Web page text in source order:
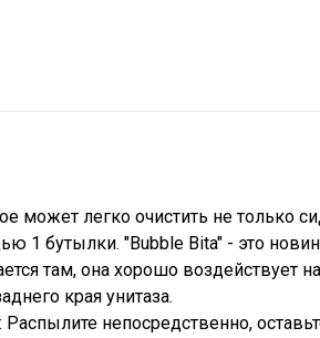
может легко очистить не только
1 бутылки. "Bubble Bita" - это
там, она хорошо воздействует
края унитаза.
непосредственно,